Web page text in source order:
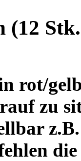
(12
rot/
zu